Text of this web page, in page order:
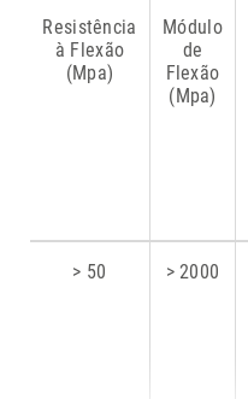
Resistência
à Flexão
(Mpa)
Módulo
de
Flexão
(Mpa)
> 50 > 2000